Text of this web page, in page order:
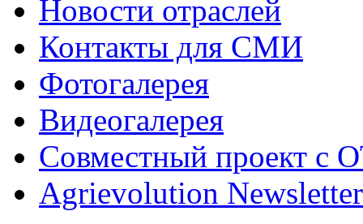
Новости отраслей
Контакты для СМИ
Фотогалерея
Видеогалерея
Совместный проект с
Agrievolution Newsletter